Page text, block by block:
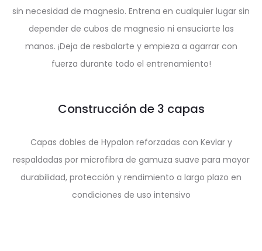
sin necesidad de magnesio. Entrena en cualquier lugar sin
depender de cubos de magnesio ni ensuciarte las
manos. ¡Deja de resbalarte y empieza a agarrar con
fuerza durante todo el entrenamiento!
Construcción de 3 capas
Capas dobles de Hypalon reforzadas con Kevlar y
respaldadas por microfibra de gamuza suave para mayor
durabilidad, protección y rendimiento a largo plazo en
condiciones de uso intensivo